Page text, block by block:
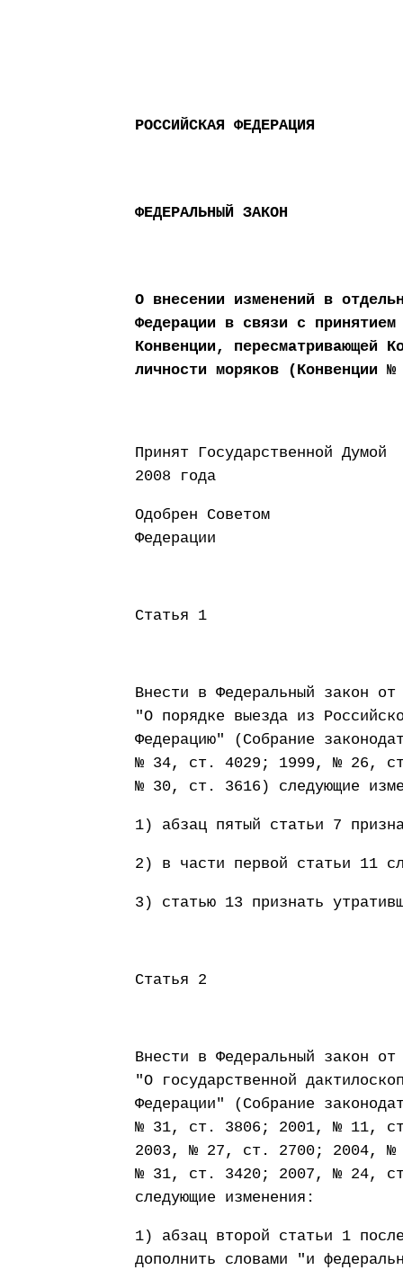
РОССИЙСКАЯ ФЕДЕРАЦИЯ
ФЕДЕРАЛЬНЫЙ ЗАКОН
О внесении изменений в
Федерации в связи с
Конвенции, пересматривающей
личности моряков (Конвенции
Принят
2008 года
Одобрен Советом
Федерации 29
Статья 1
Внести в Федеральный закон
"О порядке выезда из
Федерацию" (Собрание
№ 34, ст. 4029; 1999, № 26,
№ 30, ст. 3616) следующие
1) абзац пятый статьи 7
2) в части первой статьи 11
3) статью 13 признать
Статья 2
Внести в Федеральный закон
"О государственной
Федерации" (Собрание
№ 31, ст. 3806; 2001, № 11,
2003, № 27, ст. 2700; 2004,
№ 31, ст. 3420; 2007, № 24,
следующие изменения:
1) абзац второй статьи 1
дополнить словами "и